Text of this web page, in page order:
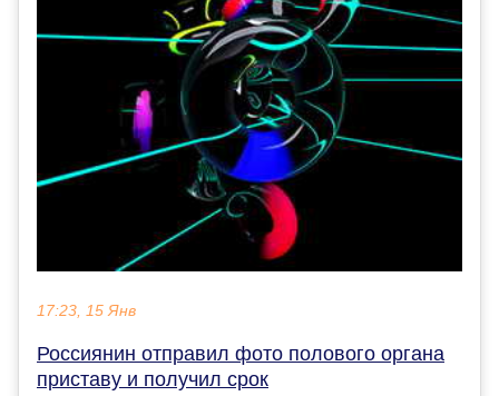
17:23, 15 Янв
Россиянин отправил фото полового органа
приставу и получил срок